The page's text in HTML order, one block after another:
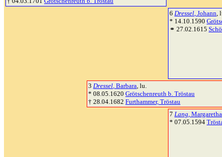
6 Dressel, Johann,
* 14.10.1590
⚭ 27.02.1615
3 Dressel, Barbara, lu.
* 08.05.1620 Grötschenreuth b. Tröstau
† 28.04.1682 Furthammer, Tröstau
7 Lang, Margaretha
* 07.05.1594